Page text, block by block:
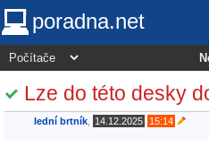
poradna.net
Lze do této desky
lední brtník 14.12.2025 15:14